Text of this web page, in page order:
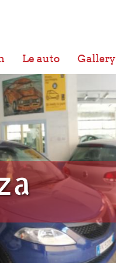
Le auto Gallery